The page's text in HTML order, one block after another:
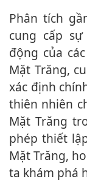
Phân tích gần đây về bụi đất Mặt Trăng đã
cung cấp
động của
Mặt Trăng,
xác định
thiên nhiên
Mặt Trăng
phép thiết
Mặt Trăng,
ta khám phá